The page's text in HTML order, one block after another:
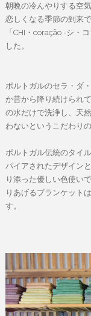
朝晩の冷んやりする空
恋しくなる季節の到来
「CHI・coração -シ・
した。
ポルトガルのセラ・ダ
か昔から降り続けられ
の水だけで洗浄し、天
わないというこだわり
ポルトガル伝統のタイ
パイアされたデザイン
り添った優しい色使い
りあげるブランケット
す。